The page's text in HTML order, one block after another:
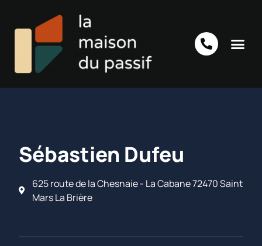
Sébastien Dufeu
625 route de la Chesnaie - La Cabane 72470 Saint
Mars La Brière